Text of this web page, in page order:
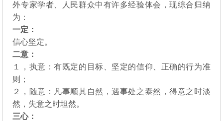
外专家学者、人民群众中有许多经验体会，现综合归纳
为：
一定：
信心坚定。
二意：
１，执意：有既定的目标、坚定的信仰、正确的行为准
则；
２，随意：凡事顺其自然，遇事处之泰然，得意之时淡
然，失意之时坦然。
三心：